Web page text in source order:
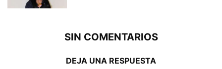
SIN COMENTARIOS
DEJA UNA RESPUESTA